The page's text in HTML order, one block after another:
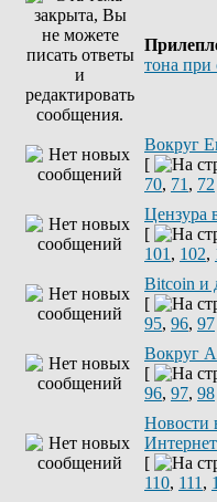
тона при
Вокруг
[
70, 71 , 72
Цензура
[
101 , 102,
Bitcoin и
[
95, 96, 97
Вокруг
[
96, 97, 98
Новости
Интернет
[
110, 111 ,